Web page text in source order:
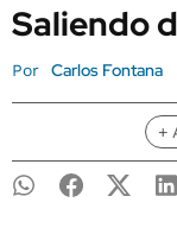
Saliendo
Por Carlos Fontana
+